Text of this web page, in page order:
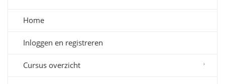
Home
Inloggen en registreren
Cursus overzicht